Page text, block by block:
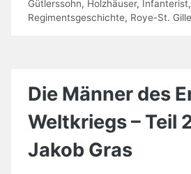
Gütlerssohn, Holzhäuser, Infanterist,
Regimentsgeschichte, Roye-St.
Die Männer des
Weltkriegs – Teil
Jakob Gras